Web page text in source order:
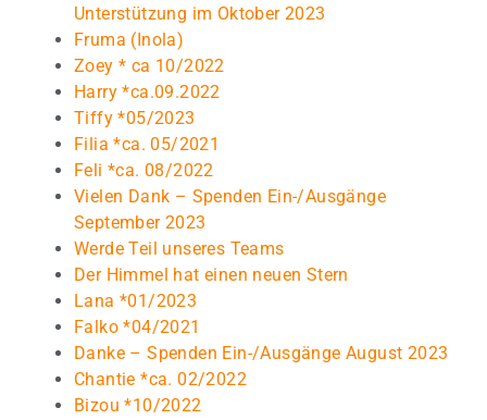
Unterstützung im Oktober 2023
Fruma (Inola)
Zoey * ca 10/2022
Harry *ca.09.2022
Tiffy *05/2023
Filia *ca. 05/2021
Feli *ca. 08/2022
Vielen Dank – Spenden Ein-/Ausgänge
September 2023
Werde Teil unseres Teams
Der Himmel hat einen neuen Stern
Lana *01/2023
Falko *04/2021
Danke – Spenden Ein-/Ausgänge August 2023
Chantie *ca. 02/2022
Bizou *10/2022